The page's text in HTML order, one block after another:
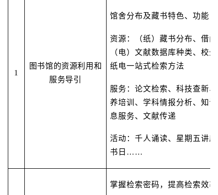
1
图书馆的资源利用和
服务导引
馆舍分布及藏书特色、功能
资源：（纸）藏书分布、借
（电）文献数据库种类、校
纸电一站式检索方法
服务：论文检索、科技查新
养培训、学科情报分析、知
息服务、文献传递
活动：千人诵读、星期五讲
书日……
掌握检索密码，提高检索效率